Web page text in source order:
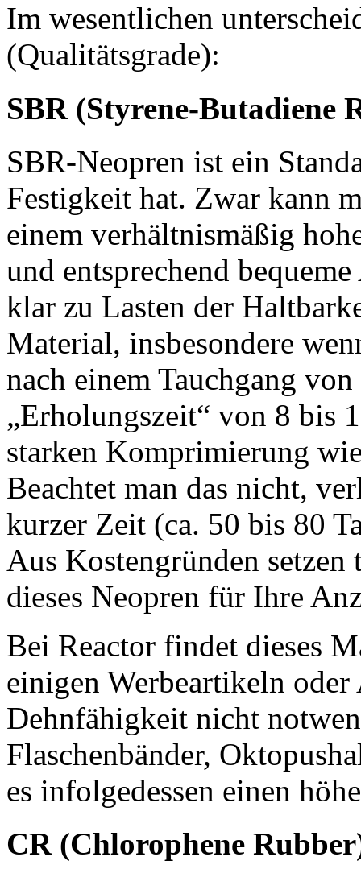
Im wesentlichen
(Qualitätsgrade):
SBR (Styrene-Butadiene
SBR-Neopren ist ein
Festigkeit hat. Zwar kann
einem verhältnismäßig
und entsprechend
klar zu Lasten der
Material, insbesondere
nach einem Tauchgang
„Erholungszeit“ von 8 bis
starken Komprimierung
Beachtet man das nicht,
kurzer Zeit (ca. 50 bis 80
Aus Kostengründen
dieses Neopren für Ihre
Bei Reactor findet dieses
einigen Werbeartikeln
Dehnfähigkeit nicht
Flaschenbänder,
es infolgedessen einen
CR (Chlorophene